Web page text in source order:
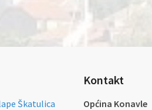
Škatulica
Kontakt
Općina Konavle